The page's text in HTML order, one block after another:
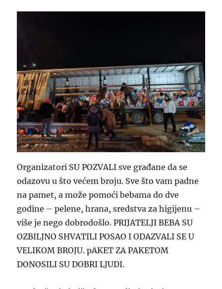
Organizatori SU POZVALI sve građane da se
odazovu u što većem broju. Sve što vam padne
na pamet, a može pomoći bebama do dve
godine – pelene, hrana, sredstva za higijenu –
više je nego dobrodošlo. PRIJATELJI BEBA SU
OZBILJNO SHVATILI POSAO I ODAZVALI SE U
VELIKOM BROJU. pAKET ZA PAKETOM
DONOSILI SU DOBRI LJUDI.